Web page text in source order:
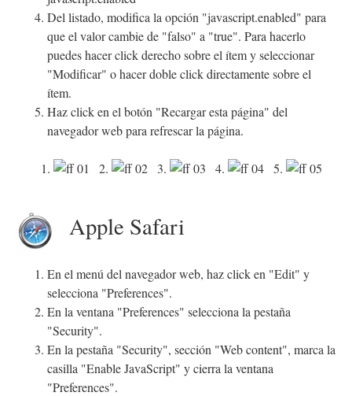
Del listado, modifica la opción "javascript.enabled" para
que el valor cambie de "falso" a "true". Para hacerlo
puedes hacer click derecho sobre el ítem y seleccionar
"Modificar" o hacer doble click directamente sobre el
ítem.
Haz click en el botón "Recargar esta página" del
navegador web para refrescar la página.
1. 2. 3. 4. 5.
Apple Safari
En el menú del navegador web, haz click en "Edit" y
selecciona "Preferences".
En la ventana "Preferences" selecciona la pestaña
"Security".
En la pestaña "Security", sección "Web content", marca la
casilla "Enable JavaScript" y cierra la ventana
"Preferences".